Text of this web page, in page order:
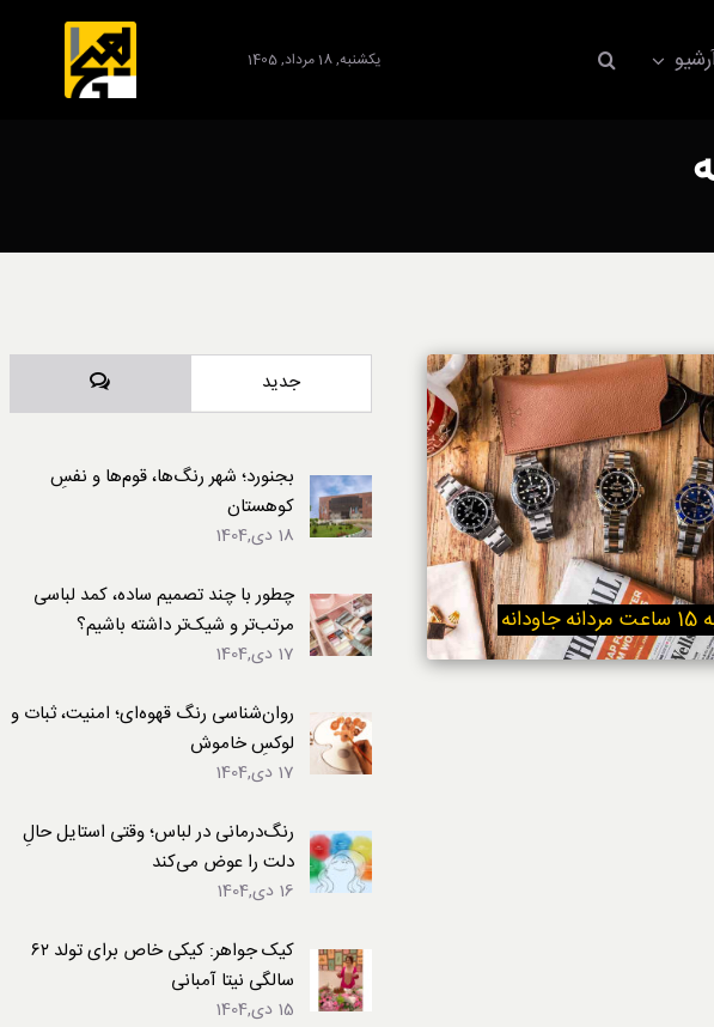
لباس
یکشنبه, 18 مرداد, 1405
جدید دیدگاه‌ها
بجنورد؛ شهر رنگ‌ها، قوم‌ها و نفسِ
کوهستان
18 دی,1404
چطور با چند تصمیم ساده، کمد لباسی
مرتب‌تر و شیک‌تر داشته باشیم؟
17 دی,1404
روان‌شناسی رنگ قهوه‌ای؛ امنیت، ثبات و
لوکسِ خاموش
17 دی,1404
رنگ‌درمانی در لباس؛ وقتی استایل حالِ
دلت را عوض می‌کند
16 دی,1404
کیک جواهر: کیکی خاص برای تولد ۶۲
سالگی نیتا آمبانی
15 دی,1404